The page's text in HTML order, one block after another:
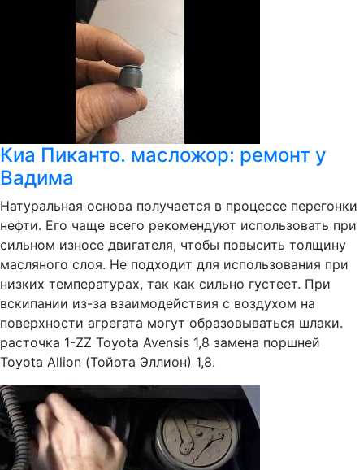
Киа Пиканто. масложор: ремонт у
Вадима
Натуральная основа получается в процессе перегонки
нефти. Его чаще всего рекомендуют использовать при
сильном износе двигателя, чтобы повысить толщину
масляного слоя. Не подходит для использования при
низких температурах, так как сильно густеет. При
вскипании из-за взаимодействия с воздухом на
поверхности агрегата могут образовываться шлаки.
расточка 1-ZZ Toyota Avensis 1,8 замена поршней
Toyota Allion (Тойота Эллион) 1,8.